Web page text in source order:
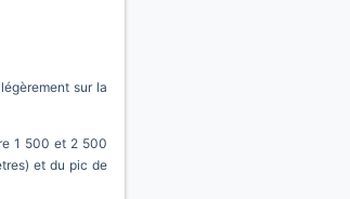
sur la
1 500 et 2 500
et du pic de